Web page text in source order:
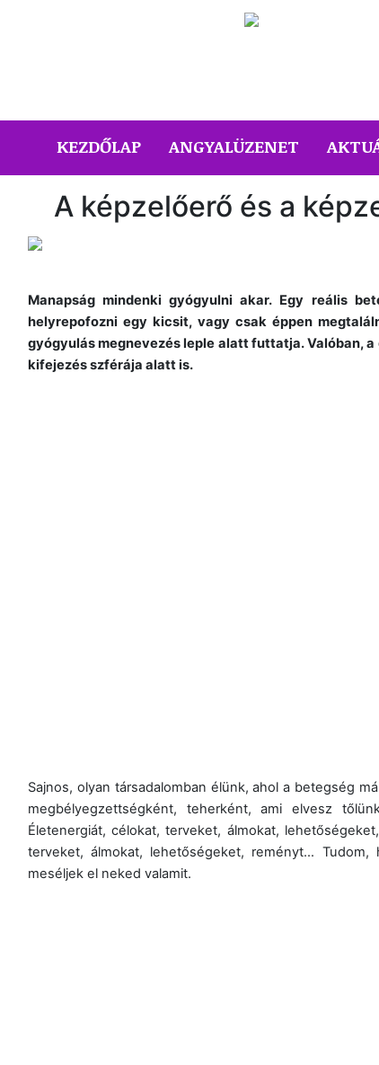
KEZDŐLAP(CURRENT)
ANGYALÜZENET
A képzelőerő és a
Manapság mindenki gyógyulni akar. Egy reális
helyrepofozni egy kicsit, vagy csak éppen
gyógyulás megnevezés leple alatt futtatja. Valóban,
kifejezés szférája alatt is.
Sajnos, olyan társadalomban élünk, ahol a betegség
megbélyegzettségként, teherként, ami elvesz
Életenergiát, célokat, terveket, álmokat,
terveket, álmokat, lehetőségeket, reményt…
meséljek el neked valamit.